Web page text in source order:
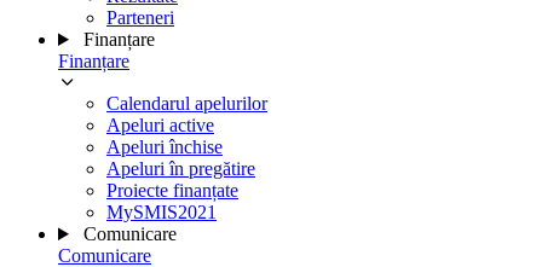
Parteneri
Finanțare
Finanțare
Calendarul apelurilor
Apeluri active
Apeluri închise
Apeluri în pregătire
Proiecte finanțate
MySMIS2021
Comunicare
Comunicare